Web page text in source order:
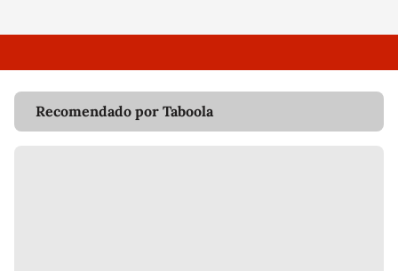
Recomendado por Taboola